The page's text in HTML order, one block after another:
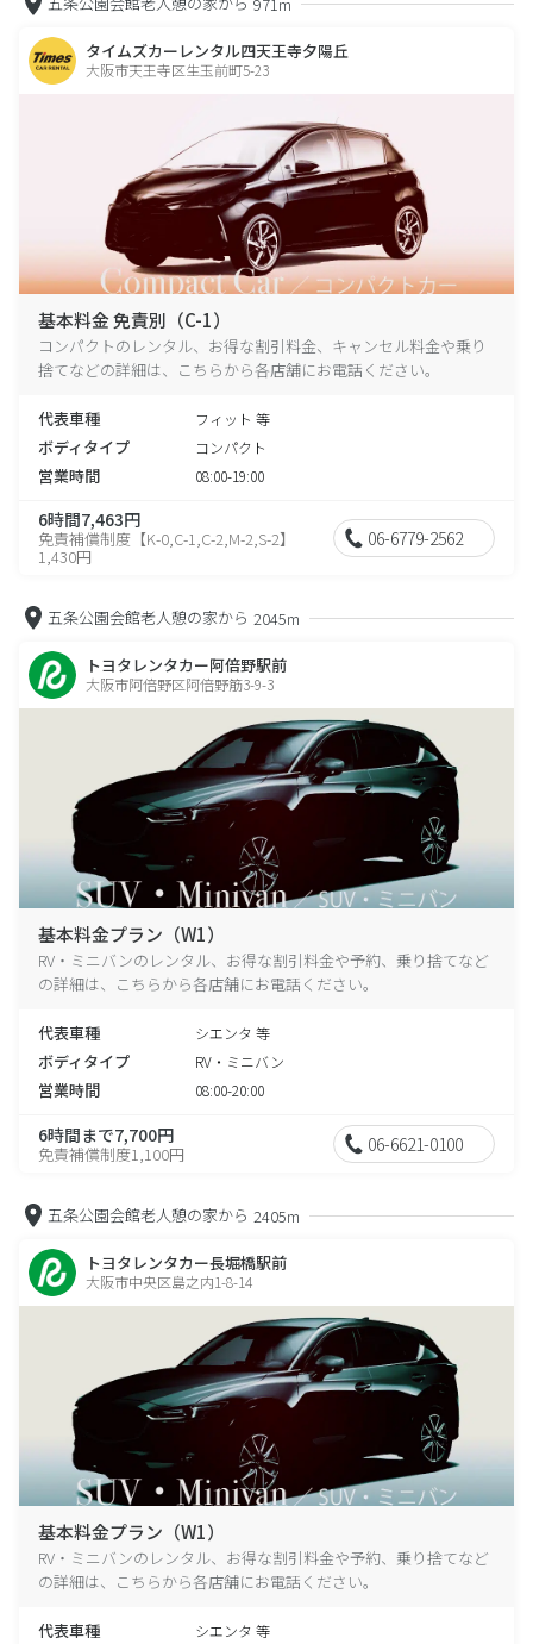
タイムズカーレンタル四天王寺夕陽丘
大阪市天王寺区生玉前町5-23
基本料金 免責別（C-1）
コンパクトのレンタル、お得な割引料金、キャンセル料金や乗り
捨てなどの詳細は、こちらから各店舗にお電話ください。
代表車種 フィット 等
ボディタイプ コンパクト
営業時間 08:00-19:00
6時間7,463円
免責補償制度【K-0,C-1,C-2,M-2,S-2】
1,430円
06-6779-2562
五条公園会館老人憩の家から 2045m
トヨタレンタカー阿倍野駅前
大阪市阿倍野区阿倍野筋3-9-3
基本料金プラン（W1）
RV・ミニバンのレンタル、お得な割引料金や予約、乗り捨てなど
の詳細は、こちらから各店舗にお電話ください。
代表車種 シエンタ 等
ボディタイプ RV・ミニバン
営業時間 08:00-20:00
6時間まで7,700円
免責補償制度1,100円 06-6621-0100
五条公園会館老人憩の家から 2405m
トヨタレンタカー長堀橋駅前
大阪市中央区島之内1-8-14
基本料金プラン（W1）
RV・ミニバンのレンタル、お得な割引料金や予約、乗り捨てなど
の詳細は、こちらから各店舗にお電話ください。
代表車種 シエンタ 等